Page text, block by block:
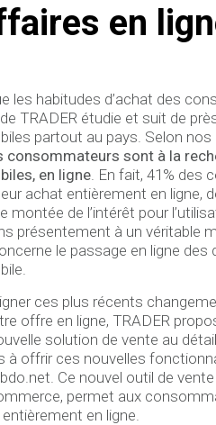
en
les habitudes d’achat des
de TRADER étudie et suit de
partout au pays. Selon
consommateurs sont à la
en ligne . En fait, 41%
achat entièrement en ligne,
montée de l’intérêt pour
présentement à un véritable
le passage en ligne
ces plus récents
offre en ligne, TRADER
solution de vente au
à offrir ces nouvelles
Ce nouvel outil de
permet aux
entièrement en ligne.